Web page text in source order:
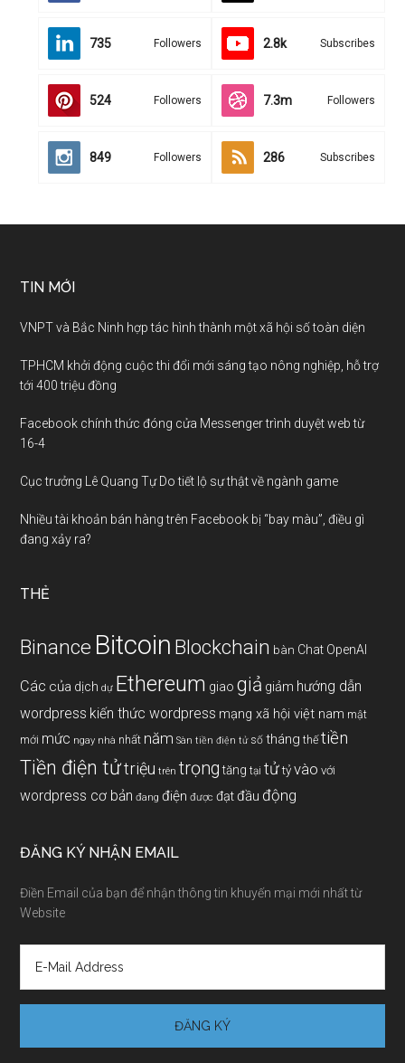
735 Followers 2.8k Subscribes
524 Followers 7.3m Followers
849 Followers 286 Subscribes
TIN MỚI
VNPT và Bắc Ninh hợp tác hình thành một xã hội số toàn diện
TPHCM khởi động cuộc thi đổi mới sáng tạo nông nghiệp, hỗ trợ
tới 400 triệu đồng
Facebook chính thức đóng cửa Messenger trình duyệt web từ
16-4
Cục trưởng Lê Quang Tự Do tiết lộ sự thật về ngành game
Nhiều tài khoản bán hàng trên Facebook bị “bay màu”, điều gì
đang xảy ra?
THẺ
Binance Bitcoin Blockchain bàn Chat OpenAI
Các của dịch dự Ethereum giao giả giảm hướng dẫn
wordpress kiến thức wordpress mạng xã hội việt nam mật
mới mức ngay nhà nhất năm Sàn tiền điện tử số tháng thế tiền
Tiền điện tửtriệu trên trọng tăng tại tử tỷ vào với
wordpress cơ bản đang điện được đạtđầu động
ĐĂNG KÝ NHẬN EMAIL
Điền Email của bạn để nhận thông tin khuyến mại mới nhất từ
Website